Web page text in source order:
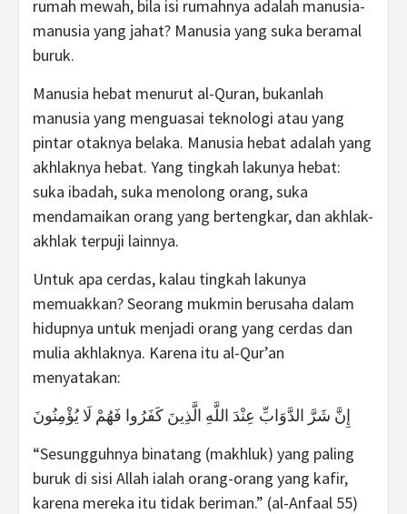
rumah mewah, bila isi rumahnya adalah manusia-
manusia yang jahat? Manusia yang suka beramal
buruk.
Manusia hebat menurut al-Quran, bukanlah
manusia yang menguasai teknologi atau yang
pintar otaknya belaka. Manusia hebat adalah yang
akhlaknya hebat. Yang tingkah lakunya hebat:
suka ibadah, suka menolong orang, suka
mendamaikan orang yang bertengkar, dan akhlak-
akhlak terpuji lainnya.
Untuk apa cerdas, kalau tingkah lakunya
memuakkan? Seorang mukmin berusaha dalam
hidupnya untuk menjadi orang yang cerdas dan
mulia akhlaknya. Karena itu al-Qur’an
menyatakan:
إِنَّ شَرَّ الدَّوَابِّ عِنْدَ اللَّهِ الَّذِينَ كَفَرُوا فَهُمْ لَا يُؤْمِنُونَ
“Sesungguhnya binatang (makhluk) yang paling
buruk di sisi Allah ialah orang-orang yang kafir,
karena mereka itu tidak beriman.” (al-Anfaal 55)